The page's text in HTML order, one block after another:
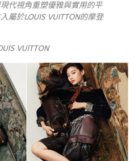
代視角重塑優雅與實用的平
屬於LOUIS VUITTON的摩登
VUITTON